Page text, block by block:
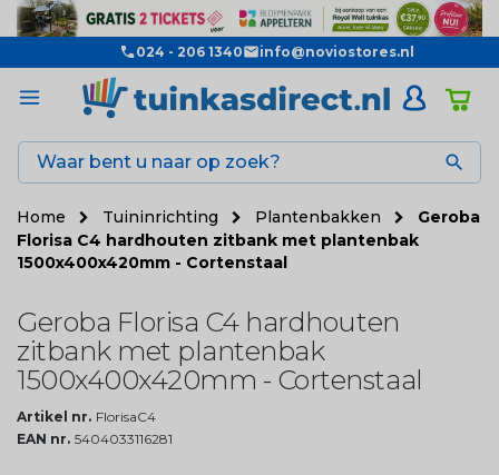
024 - 206 1340 info@noviostores.nl

Home Tuininrichting Plantenbakken
Geroba
Florisa C4 hardhouten zitbank met plantenbak
1500x400x420mm - Cortenstaal
Geroba Florisa C4 hardhouten
zitbank met plantenbak
1500x400x420mm - Cortenstaal
Artikel nr. FlorisaC4
EAN nr. 5404033116281